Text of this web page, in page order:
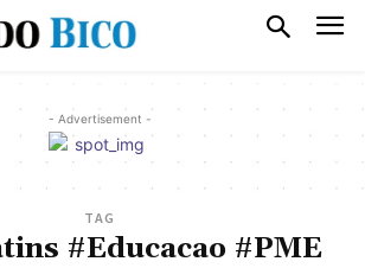
- Advertisement -
TAG
#Educacao #PME